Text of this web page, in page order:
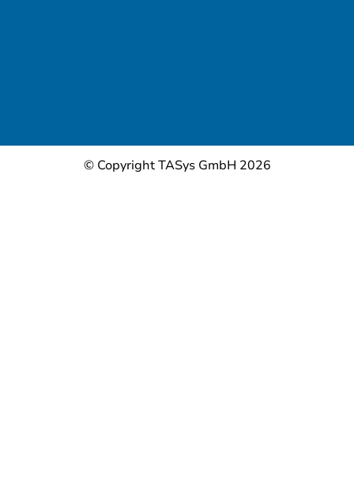
© Copyright TASys GmbH 2026